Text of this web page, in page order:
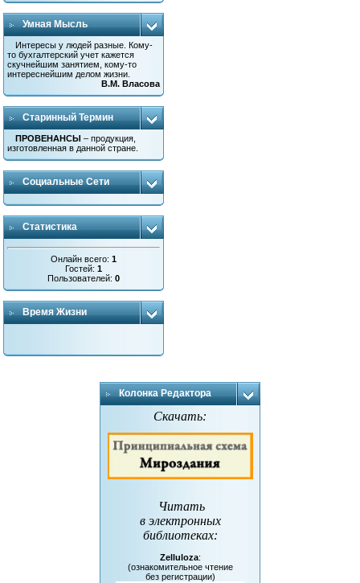
Умная Мысль
Интересы у людей разные. Кому-
то бухгалтерский учет кажется
скучнейшим занятием, кому-то
интереснейшим делом жизни.
В.М. Власова
Старинный Термин
ПРОВЕНАНСЫ – продукция,
изготовленная в данной стране.
Социальные Сети
Статистика
Онлайн всего:1
Гостей:1
Пользователей:0
Время Жизни
Колонка Редактора
Скачать:
Читать
в электронных
библиотеках:
Zelluloza:
(ознакомительное чтение
без регистрации)